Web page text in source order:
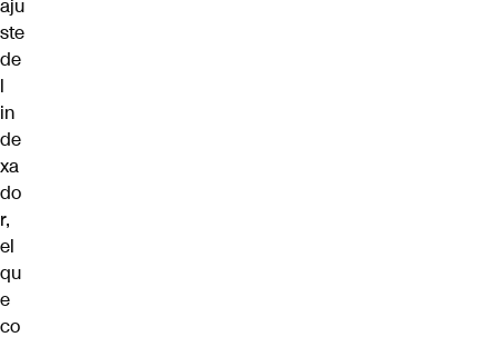
aju
ste
de
l
in
de
xa
do
r,
el
qu
e
co